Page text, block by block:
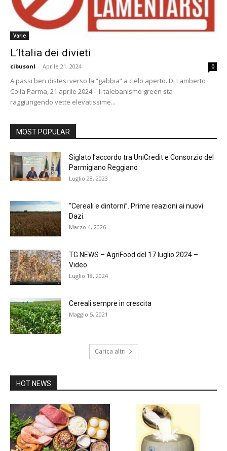
Varie
L’Italia dei divieti
cibusonl - Aprile 21, 2024 0
A passi ben distesi verso la “gabbia” a cielo aperto. Di Lamberto
Colla Parma, 21 aprile 2024 - Il talebanismo green sta
raggiungendo vette elevatissime...
MOST POPULAR
Siglato l’accordo tra UniCredit e Consorzio del
Parmigiano Reggiano
Luglio 28, 2023
“Cereali e dintorni”. Prime reazioni ai nuovi
Dazi.
Marzo 4, 2026
TG NEWS – AgriFood del 17 luglio 2024 –
Video
Luglio 18, 2024
Cereali sempre in crescita
Maggio 5, 2021
Carica altri
HOT NEWS